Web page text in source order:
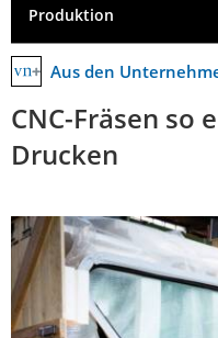
Produktion
Aus den
CNC-Fräsen so
Drucken